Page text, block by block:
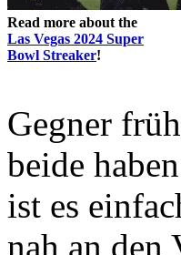
Read more about the
Las Vegas 2024 Super
Bowl Streaker!
Gegner
beide
ist es
nah an den